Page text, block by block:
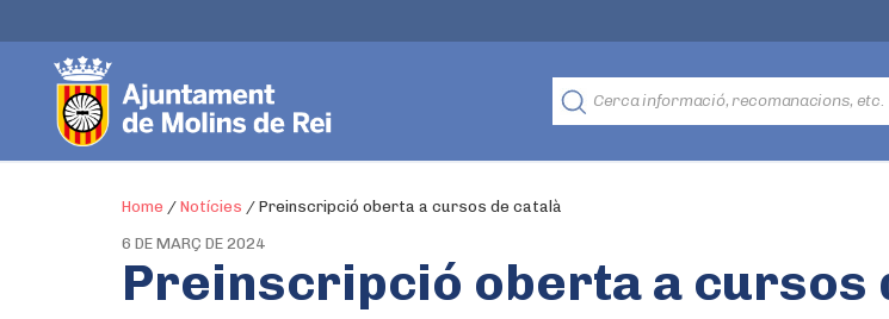
Home / Notícies / Preinscripció oberta a cursos de català
6 DE MARÇ DE 2024
Preinscripció oberta a cursos